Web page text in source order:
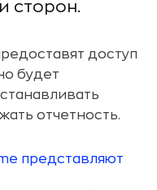
сторон.
доступ
будет
отчетность.